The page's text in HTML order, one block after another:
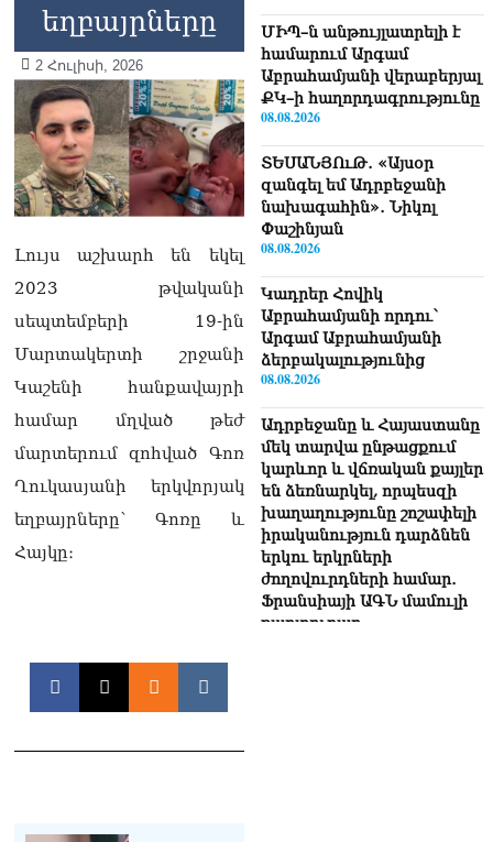
եղբայրները
2 Հուլիսի, 2026
Լույս աշխարհ են եկել
2023 թվականի
սեպտեմբերի 19-ին
Մարտակերտի շրջանի
Կաշենի հանքավայրի
համար մղված թեժ
մարտերում զոհված Գոռ
Ղուկասյանի երկվորյակ
եղբայրները՝ Գոռը և
Հայկը։
ՄԻՊ–ն անթույլատրելի է
համարում Արգամ
Աբրահամյանի վերաբերյալ
ՔԿ–ի հաղորդագրությունը
08.08.2026
ՏԵՍԱՆՅՈւԹ․ «Այսօր
զանգել եմ Ադրբեջանի
նախագահին»․ Նիկոլ
Փաշինյան
08.08.2026
Կադրեր Հովիկ
Աբրահամյանի որդու՝
Արգամ Աբրահամյանի
ձերբակալությունից
08.08.2026
Ադրբեջանը և Հայաստանը
մեկ տարվա ընթացքում
կարևոր և վճռական քայլեր
են ձեռնարկել, որպեսզի
խաղաղությունը շոշափելի
իրականություն դարձնեն
երկու երկրների
ժողովուրդների համար․
Ֆրանսիայի ԱԳՆ մամուլի
քարտուղար